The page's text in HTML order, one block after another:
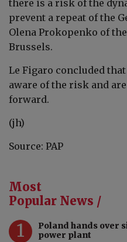
there is a risk of the
prevent a repeat of the
Olena Prokopenko of
Brussels.
Le Figaro concluded
aware of the risk and
forward.
(jh)
Source: PAP
Most
Popular News /
1
Poland hands over
power plant